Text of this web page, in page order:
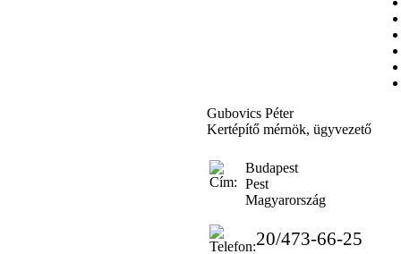
Gubovics Péter
Kertépítő mérnök, ügyvezető
Budapest
Pest
Magyarország
20/473-66-25